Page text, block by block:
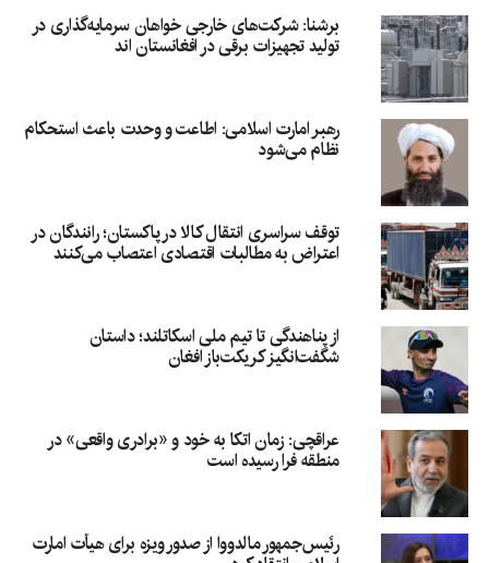
برشنا: شرکت‌های خارجی خواهان سرمایه‌گذاری در
تولید تجهیزات برقی در افغانستان‌ اند
رهبر امارت اسلامی: اطاعت و وحدت باعث استحکام
نظام می‌شود
توقف سراسری انتقال کالا در پاکستان؛ رانندگان در
اعتراض به مطالبات اقتصادی اعتصاب می‌کنند
از پناهندگی تا تیم ملی اسکاتلند؛ داستان
شگفت‌انگیز کریکت‌باز افغان
عراقچی: زمان اتکا به خود و «برادری واقعی» در
منطقه فرا رسیده است
رئیس‌جمهور مالدووا از صدور ویزه برای هیأت امارت